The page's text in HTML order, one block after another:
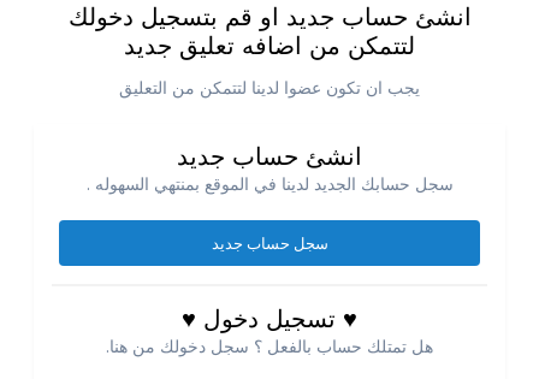
انشئ حساب جديد او قم بتسجيل دخولك
لتتمكن من اضافه تعليق جديد
يجب ان تكون عضوا لدينا لتتمكن من التعليق
انشئ حساب جديد
سجل حسابك الجديد لدينا في الموقع بمنتهي السهوله .
سجل حساب جديد
♥ تسجيل دخول ♥
هل تمتلك حساب بالفعل ؟ سجل دخولك من هنا.